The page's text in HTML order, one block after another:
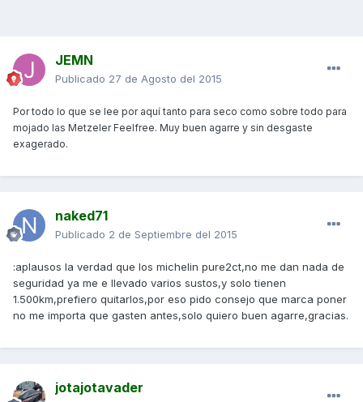
JEMN
Publicado 27 de Agosto del 2015
Por todo lo que se lee por aquí tanto para seco como sobre todo para
mojado las Metzeler Feelfree. Muy buen agarre y sin desgaste
exagerado.
naked71
Publicado 2 de Septiembre del 2015
:aplausos la verdad que los michelin pure2ct,no me dan nada de
seguridad ya me e llevado varios sustos,y solo tienen
1.500km,prefiero quitarlos,por eso pido consejo que marca poner
no me importa que gasten antes,solo quiero buen agarre,gracias.
jotajotavader